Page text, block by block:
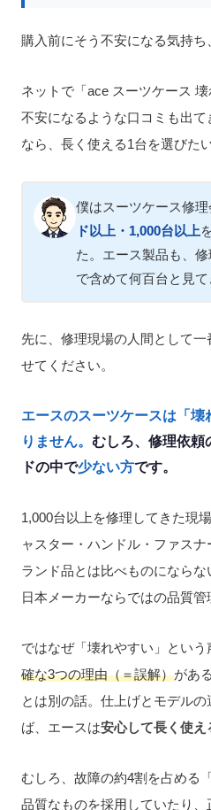
購入前にそう不安になる気持ち
ネットで「ace スーツケース 壊
不安になるような口コミも出て
なら、長く使える1台を選びた
僕はスーツケース修
ド以上・1,000台以上
た。エース製品も、
で含めて何百台と見て
先に、修理現場の人間として
せてください。
エースのスーツケースは「
りません。 むしろ、修理依頼
ドの中で少ない方です。
1,000台以上を修理してきた現
ャスター・ハンドル・ファス
ランド品とは比べものになら
日本メーカーならではの品質管
ではなぜ「壊れやすい」とい
確な3つの理由（＝誤解）があ
とは別の話。仕上げとモデル
ば、エースは安心して長く使え
むしろ、故障の約4割を占める
品質なものを採用していたり、